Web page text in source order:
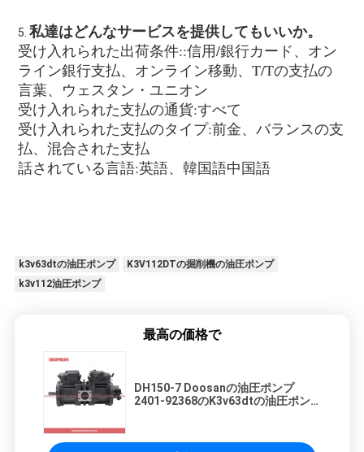
5. 私達はどんなサービスを提供してもいいか。
受け入れられた出荷条件::信用/銀行カード、オン
ライン銀行支払、オンライン移動、T/Tの支払の
言葉、 ウェスタン・ユニオン
受け入れられた支払の通貨:すべて
受け入れられた支払のタイプ:前金、バランスの支
払、混合された支払
話されている言語:英語、韓国語中国語
k3v63dtの油圧ポンプ
K3V112DTの掘削機の油圧ポンプ
k3v112油圧ポンプ
最高の価格で
DH150-7 Doosanの油圧ポンプ
2401-92368のK3v63dtの油圧ポン